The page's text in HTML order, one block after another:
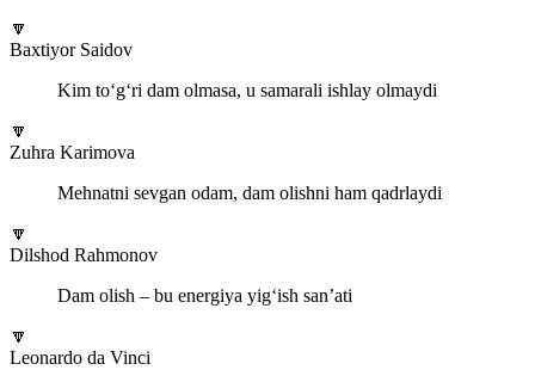
🔽
Baxtiyor Saidov
Kim to‘g‘ri dam olmasa, u samarali ishlay olmaydi
🔽
Zuhra Karimova
Mehnatni sevgan odam, dam olishni ham qadrlaydi
🔽
Dilshod Rahmonov
Dam olish – bu energiya yig‘ish san’ati
🔽
Leonardo da Vinci